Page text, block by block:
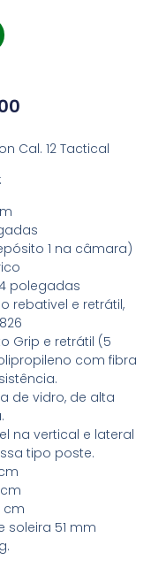
Cal. 12 Tactical
1 na câmara)
polegadas
rebativel e retrátil,
Grip e retrátil (5
com fibra
de vidro, de alta
na vertical e lateral
tipo poste.
cm
soleira 51 mm